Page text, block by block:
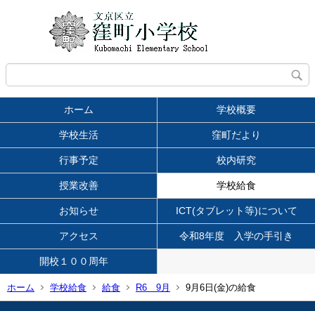
ホーム 学校概要
学校生活 窪町だより
行事予定 校内研究
授業改善 学校給食
お知らせ ICT(タブレット等)について
アクセス 令和8年度 入学の手引き
開校１００周年
ホーム 学校給食 給食 R6 9月 9月6日(金)の給食